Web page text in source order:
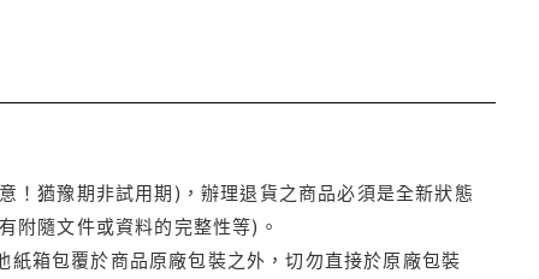
！猶豫期非試用期)，辦理退貨之商品必須是全新狀態
附隨文件或資料的完整性等)。
箱包覆於商品原廠包裝之外，切勿直接於原廠包裝